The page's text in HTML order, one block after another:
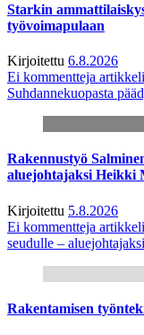
Starkin
työvoimapulaan
Kirjoitettu 6.8.2026
Ei kommentteja
Suhdannekuopasta
Rakennustyö
aluejohtajaksi Heikki
Kirjoitettu 5.8.2026
Ei kommentteja
seudulle –
Rakentamisen